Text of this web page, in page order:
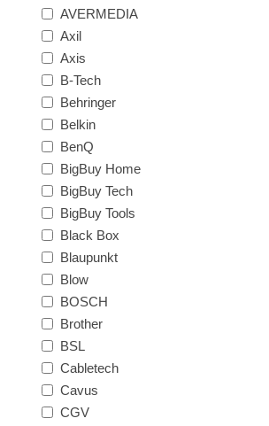
AVERMEDIA
Axil
Axis
B-Tech
Behringer
Belkin
BenQ
BigBuy Home
BigBuy Tech
BigBuy Tools
Black Box
Blaupunkt
Blow
BOSCH
Brother
BSL
Cabletech
Cavus
CGV